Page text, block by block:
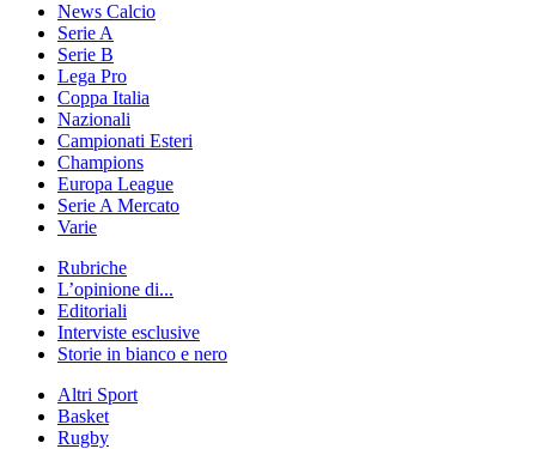
News Calcio
Serie A
Serie B
Lega Pro
Coppa Italia
Nazionali
Campionati Esteri
Champions
Europa League
Serie A Mercato
Varie
Rubriche
L’opinione di...
Editoriali
Interviste esclusive
Storie in bianco e nero
Altri Sport
Basket
Rugby